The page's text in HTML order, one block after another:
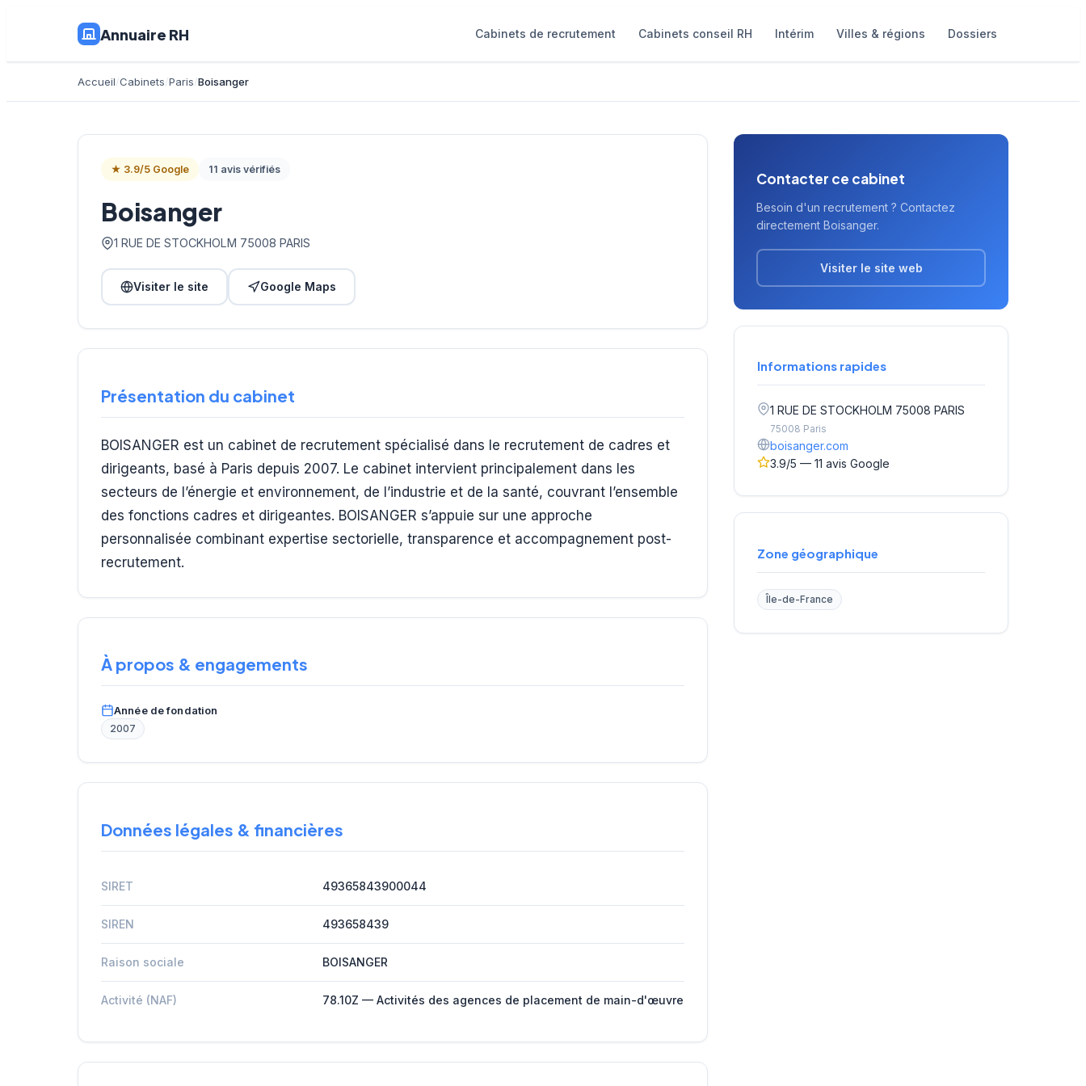
Annuaire RH Cabinets de recrutement Cabinets conseil RH Intérim Villes & régions Dossiers
Accueil Cabinets Paris Boisanger
★ 3.9/5 Google 11 avis vérifiés
Boisanger
1 RUE DE STOCKHOLM 75008 PARIS
Visiter le site Google Maps
Présentation du cabinet
BOISANGER est un cabinet de recrutement spécialisé dans le recrutement de cadres et
dirigeants, basé à Paris depuis 2007. Le cabinet intervient principalement dans les
secteurs de l’énergie et environnement, de l’industrie et de la santé, couvrant l’ensemble
des fonctions cadres et dirigeantes. BOISANGER s’appuie sur une approche
personnalisée combinant expertise sectorielle, transparence et accompagnement post-
recrutement.
À propos & engagements
Année de fondation
2007
Données légales & financières
SIRET 49365843900044
SIREN 493658439
Raison sociale BOISANGER
Activité (NAF) 78.10Z — Activités des agences de placement de main-d'œuvre
Contacter ce cabinet
Besoin d'un recrutement ? Contactez
directement Boisanger.
Visiter le site web
Informations rapides
1 RUE DE STOCKHOLM 75008 PARIS
75008 Paris
boisanger.com
3.9/5 — 11 avis Google
Zone géographique
Île-de-France